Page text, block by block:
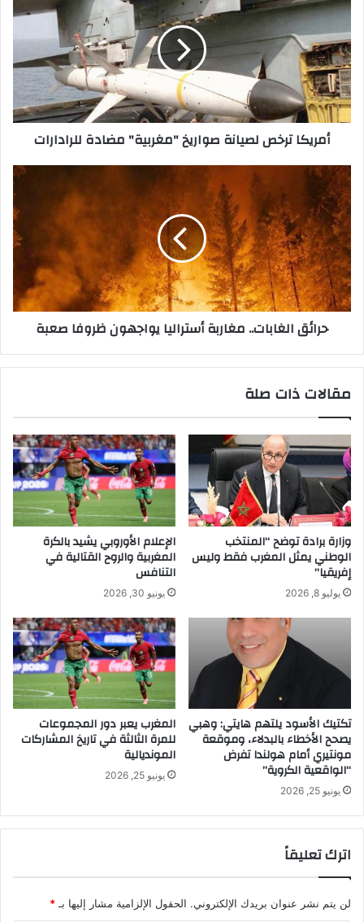
أمريكا ترخص لصيانة صواريخ "مغربية" مضادة للرادارات
حرائق الغابات.. مغاربة أستراليا يواجهون ظروفا صعبة
مقالات ذات صلة
وزارة برادة توضح “المنتخب
الوطني يمثل المغرب فقط وليس
إفريقيا”
يوليو 8, 2026
الإعلام الأوروبي يشيد بالكرة
المغربية والروح القتالية في
التنافس
يونيو 30, 2026
تكتيك الأسود يلتهم هايتي: وهبي
يصحح الأخطاء بالبدلاء، وموقعة
مونتيري أمام هولندا تفرض
“الواقعية الكروية”
يونيو 25, 2026
المغرب يعبر دور المجموعات
للمرة الثالثة في تاريخ المشاركات
المونديالية
يونيو 25, 2026
اترك تعليقاً
لن يتم نشر عنوان بريدك الإلكتروني. الحقول الإلزامية مشار إليها بـ*